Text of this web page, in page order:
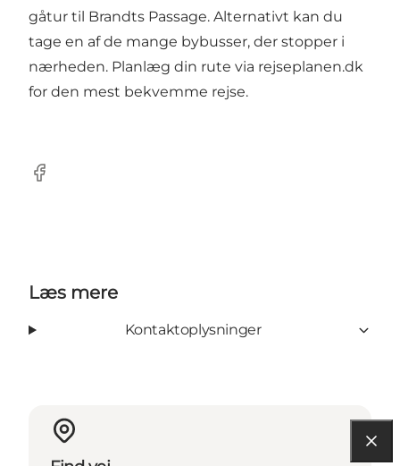
gåtur til Brandts Passage. Alternativt kan du
tage en af de mange bybusser, der stopper i
nærheden. Planlæg din rute via rejseplanen.dk
for den mest bekvemme rejse.
Facebook
Læs mere
Kontaktoplysninger